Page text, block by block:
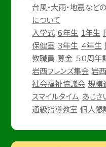
台風・大雨・地震な
について
入学式 ６年生 1年生
保健室 ３年生 ４年生
教職員 募金 ５０周年
岩西フレンズ集会 岩
社会福祉協議会 規模
スマイルタイム あじさ
通級指導教室 個人懇